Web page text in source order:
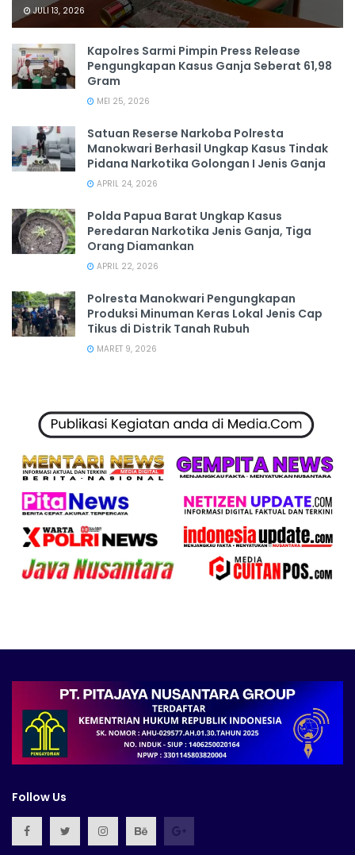
JULI 13, 2026
Kapolres Sarmi Pimpin Press Release
Pengungkapan Kasus Ganja Seberat 61,98
Gram
MEI 25, 2026
Satuan Reserse Narkoba Polresta
Manokwari Berhasil Ungkap Kasus Tindak
Pidana Narkotika Golongan I Jenis Ganja
APRIL 24, 2026
Polda Papua Barat Ungkap Kasus
Peredaran Narkotika Jenis Ganja, Tiga
Orang Diamankan
APRIL 22, 2026
Polresta Manokwari Pengungkapan
Produksi Minuman Keras Lokal Jenis Cap
Tikus di Distrik Tanah Rubuh
MARET 9, 2026
Follow Us